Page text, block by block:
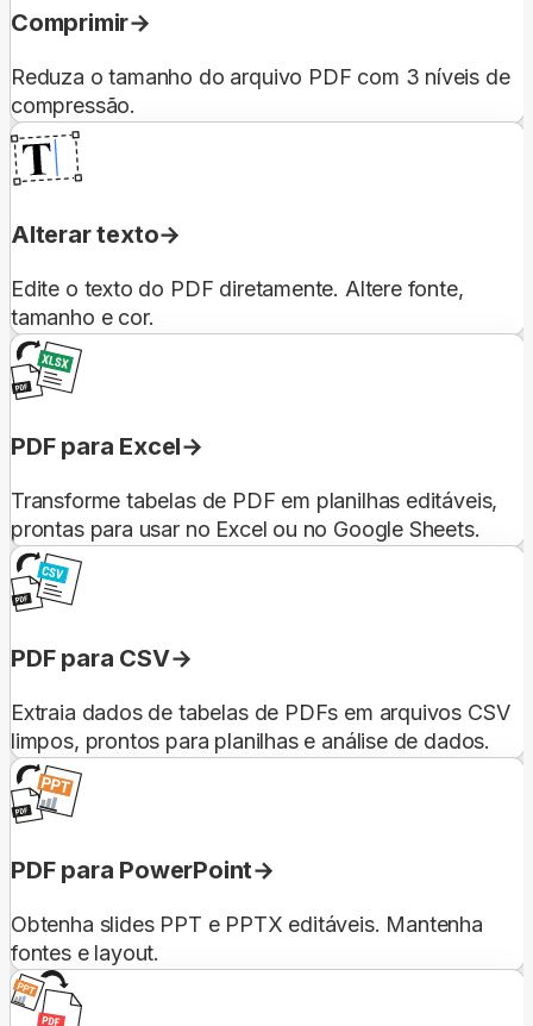
Comprimir
Reduza o tamanho do arquivo PDF com 3 níveis de
compressão.
Alterar texto
Edite o texto do PDF diretamente. Altere fonte,
tamanho e cor.
PDF para Excel
Transforme tabelas de PDF em planilhas editáveis,
prontas para usar no Excel ou no Google Sheets.
PDF para CSV
Extraia dados de tabelas de PDFs em arquivos CSV
limpos, prontos para planilhas e análise de dados.
PDF para PowerPoint
Obtenha slides PPT e PPTX editáveis. Mantenha
fontes e layout.